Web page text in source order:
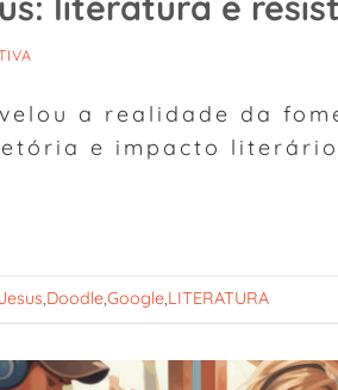
a realidade da
e impacto
,Doodle,Google,LITERATURA